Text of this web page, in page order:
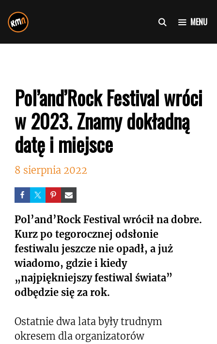
do
treści
MENU
Pol’and’Rock Festival wróci
w 2023. Znamy dokładną
datę i miejsce
8 sierpnia 2022
Pol’and’Rock Festival wrócił na dobre.
Kurz po tegorocznej odsłonie
festiwalu jeszcze nie opadł, a już
wiadomo, gdzie i kiedy
„najpiękniejszy festiwal świata”
odbędzie się za rok.
Ostatnie dwa lata były trudnym
okresem dla organizatorów